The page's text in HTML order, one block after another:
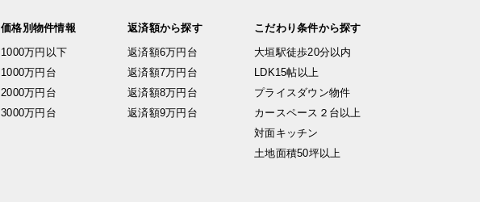
価格別物件情報
1000万円以下
1000万円台
2000万円台
3000万円台
返済額から探す
返済額6万円台
返済額7万円台
返済額8万円台
返済額9万円台
こだわり条件から探す
大垣駅徒歩20分以内
LDK15帖以上
プライスダウン物件
カースペース２台以上
対面キッチン
土地面積50坪以上